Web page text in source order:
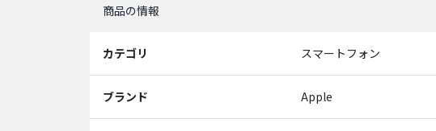
商品の情報
カテゴリ スマートフォン
ブランド Apple